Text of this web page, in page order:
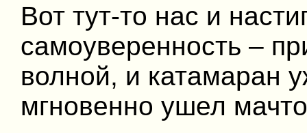
Вот тут-то нас и
самоуверенность –
волной, и катамаран
мгновенно ушел